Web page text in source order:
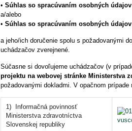
• Súhlas so spracúvaním osobných
a/alebo
• Súhlas so spracúvaním osobných
a jeho/ich doručenie spolu s požadovanými
uchádzačov zverejnené.
Súčasne si dovoľujeme uchádzačov (v
projektu na webovej stránke Ministerstva
požadovanými dokladmi. V opačnom prípade
1) Informačná povinnosť
Ministerstva zdravotníctva
Slovenskej republiky